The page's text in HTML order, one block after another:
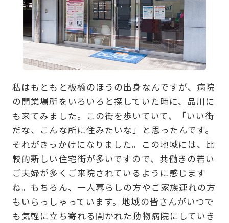
私はもともと板橋のほうの出身なんですが、病院
の開業場所をいろいろと探していた時に、品川に
も来てみました。この街を歩いていて、「いい街
だな、こんな所に住みたいな」と思ったんです。
それがきっかけになりました。この地域には、比
較的新しい住宅街が多いですので、共働きの若い
ご夫婦が多くご来院されているように感じます
ね。もちろん、一人暮らしの方やご家族連れの方
もいらっしゃっています。地域の皆さんがいつで
も気軽に立ち寄れる開かれた動物病院にしていき